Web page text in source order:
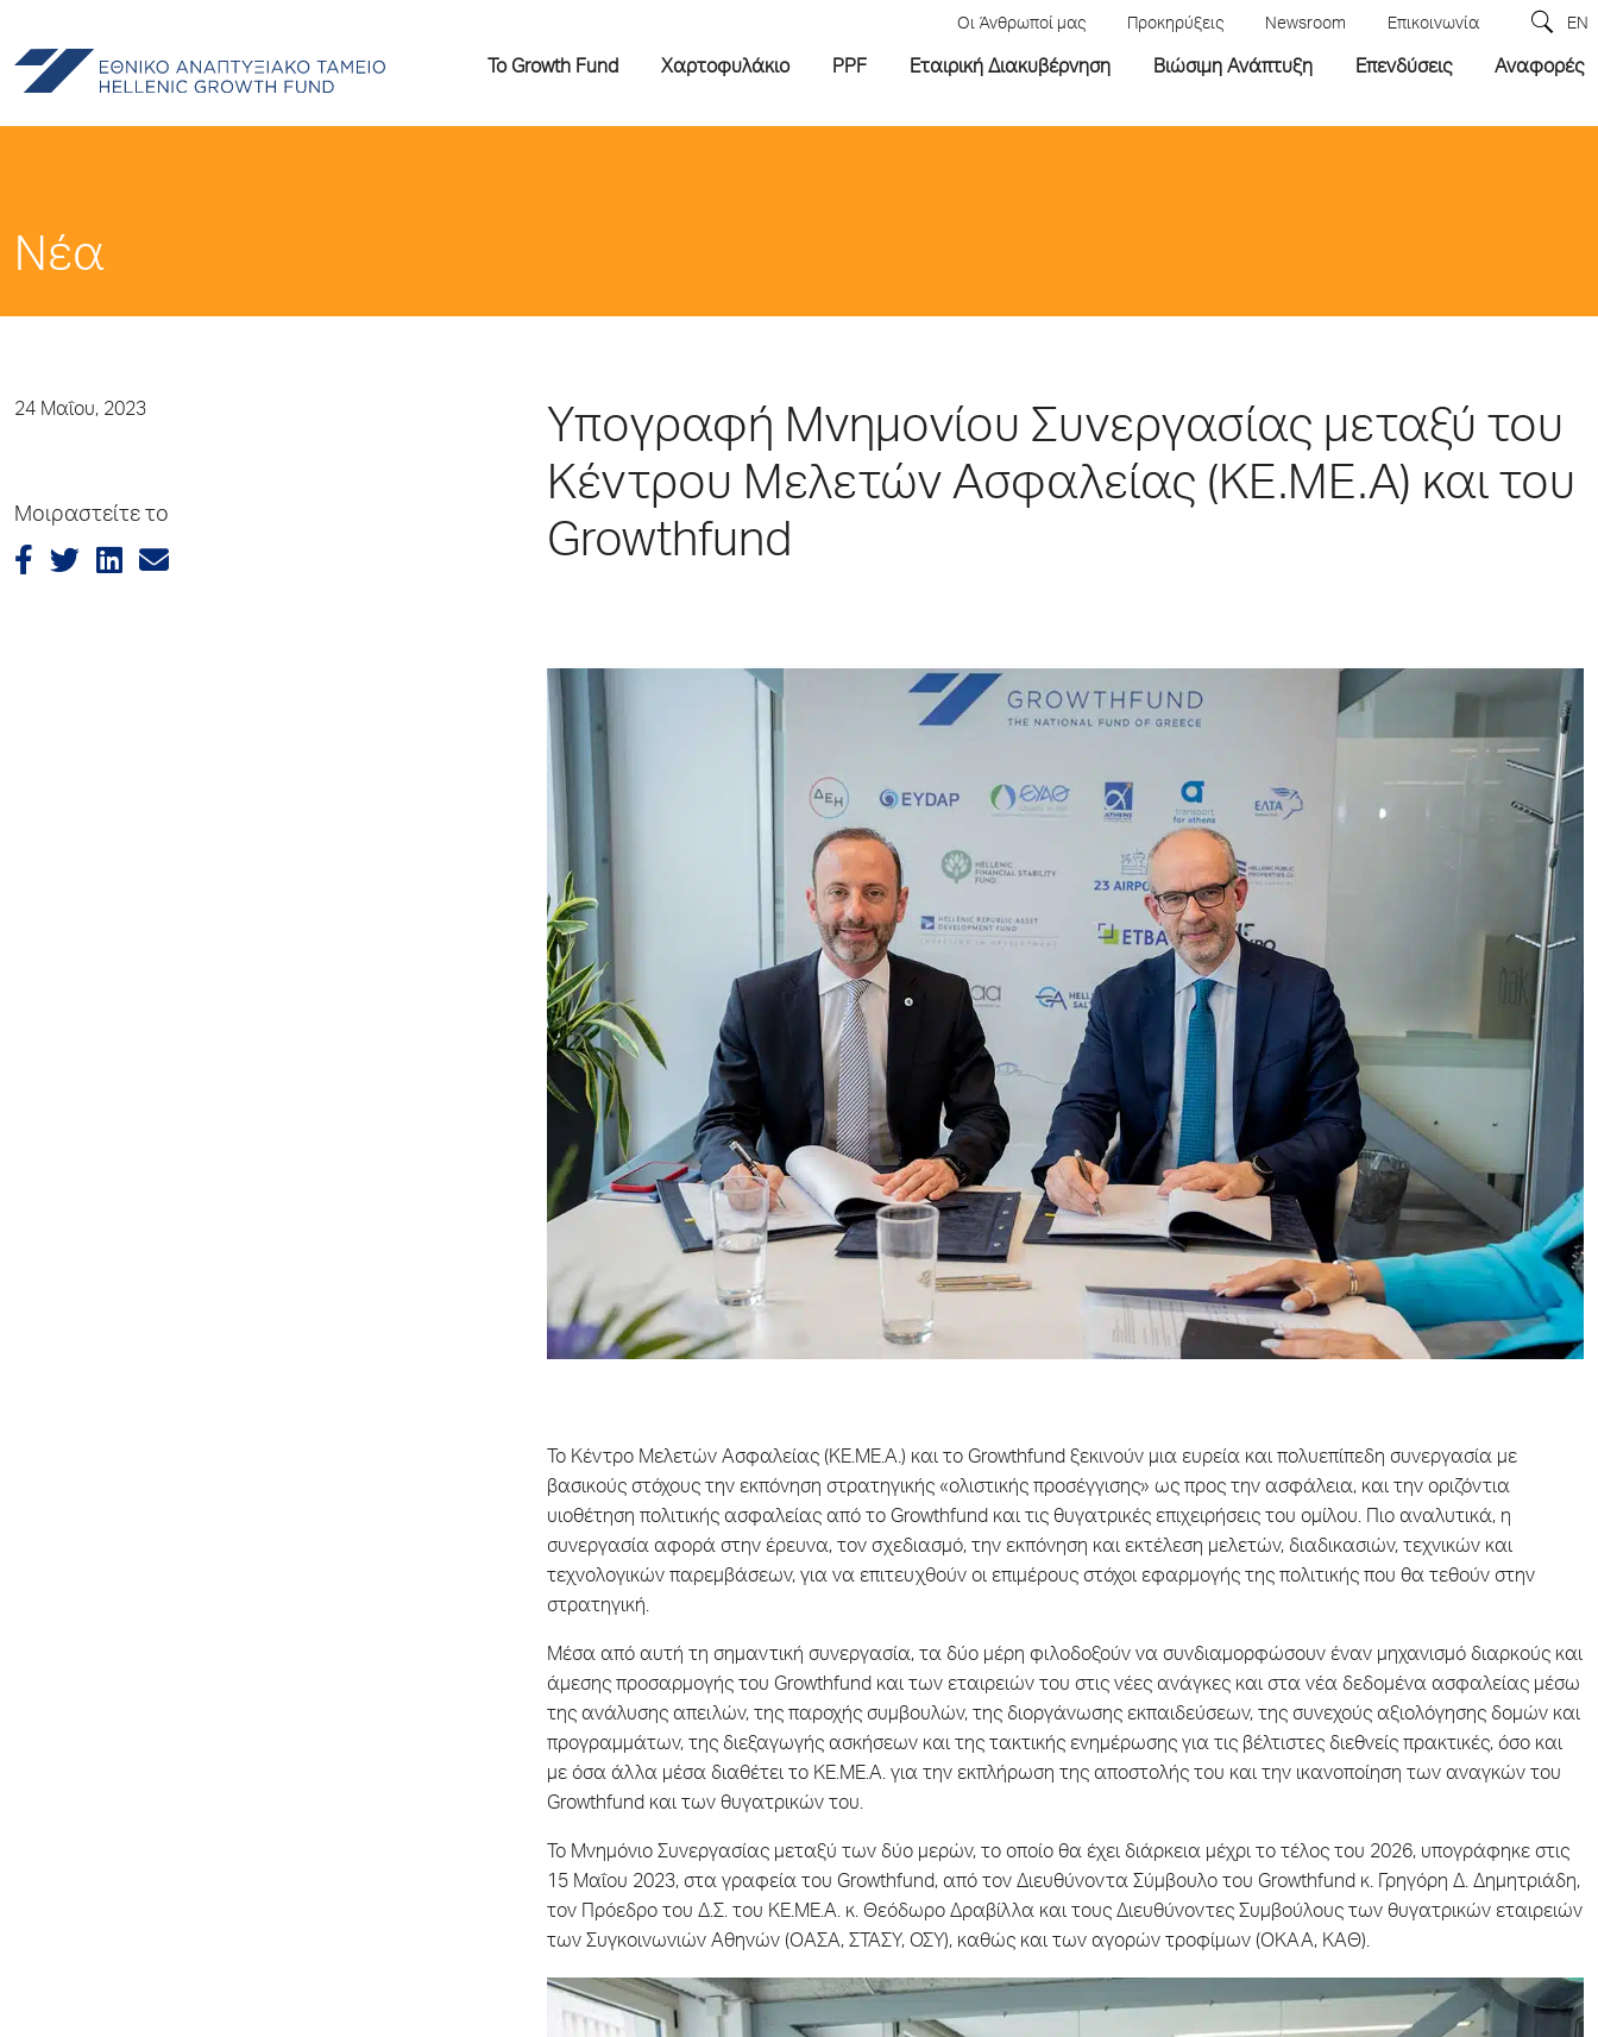
Οι Άνθρωποί μας Προκηρύξεις Newsroom Επικοινωνία EN
Το Growth Fund Χαρτοφυλάκιο PPF Εταιρική Διακυβέρνηση Βιώσιμη Ανάπτυξη Επενδύσεις Αναφορές
Νέα
24 Μαΐου, 2023
Μοιραστείτε το
Υπογραφή Μνημονίου Συνεργασίας μεταξύ του
Κέντρου Μελετών Ασφαλείας (ΚΕ.ΜΕ.Α) και του
Growthfund
Το Κέντρο Μελετών Ασφαλείας (ΚΕ.ΜΕ.Α.) και το Growthfund ξεκινούν μια ευρεία και πολυεπίπεδη συνεργασία με
βασικούς στόχους την εκπόνηση στρατηγικής «ολιστικής προσέγγισης» ως προς την ασφάλεια, και την οριζόντια
υιοθέτηση πολιτικής ασφαλείας από το Growthfund και τις θυγατρικές επιχειρήσεις του ομίλου. Πιο αναλυτικά, η
συνεργασία αφορά στην έρευνα, τον σχεδιασμό, την εκπόνηση και εκτέλεση μελετών, διαδικασιών, τεχνικών και
τεχνολογικών παρεμβάσεων, για να επιτευχθούν οι επιμέρους στόχοι εφαρμογής της πολιτικής που θα τεθούν στην
στρατηγική.
Μέσα από αυτή τη σημαντική συνεργασία, τα δύο μέρη φιλοδοξούν να συνδιαμορφώσουν έναν μηχανισμό διαρκούς και
άμεσης προσαρμογής του Growthfund και των εταιρειών του στις νέες ανάγκες και στα νέα δεδομένα ασφαλείας μέσω
της ανάλυσης απειλών, της παροχής συμβουλών, της διοργάνωσης εκπαιδεύσεων, της συνεχούς αξιολόγησης δομών και
προγραμμάτων, της διεξαγωγής ασκήσεων και της τακτικής ενημέρωσης για τις βέλτιστες διεθνείς πρακτικές, όσο και
με όσα άλλα μέσα διαθέτει το ΚΕ.ΜΕ.Α. για την εκπλήρωση της αποστολής του και την ικανοποίηση των αναγκών του
Growthfund και των θυγατρικών του.
Το Μνημόνιο Συνεργασίας μεταξύ των δύο μερών, το οποίο θα έχει διάρκεια μέχρι το τέλος του 2026, υπογράφηκε στις
15 Μαΐου 2023, στα γραφεία του Growthfund, από τον Διευθύνοντα Σύμβουλο του Growthfund κ. Γρηγόρη Δ. Δημητριάδη,
τον Πρόεδρο του Δ.Σ. του ΚΕ.ΜΕ.Α. κ. Θεόδωρο Δραβίλλα και τους Διευθύνοντες Συμβούλους των θυγατρικών εταιρειών
των Συγκοινωνιών Αθηνών (ΟΑΣΑ, ΣΤΑΣΥ, ΟΣΥ), καθώς και των αγορών τροφίμων (ΟΚΑΑ, ΚΑΘ).